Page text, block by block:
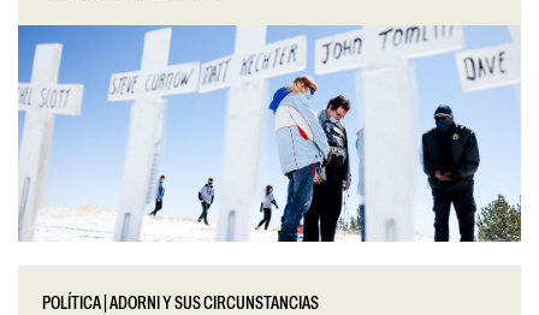
POLÍTICA |ADORNI Y SUS CIRCUNSTANCIAS